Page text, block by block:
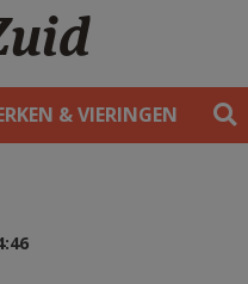
& VIERINGEN